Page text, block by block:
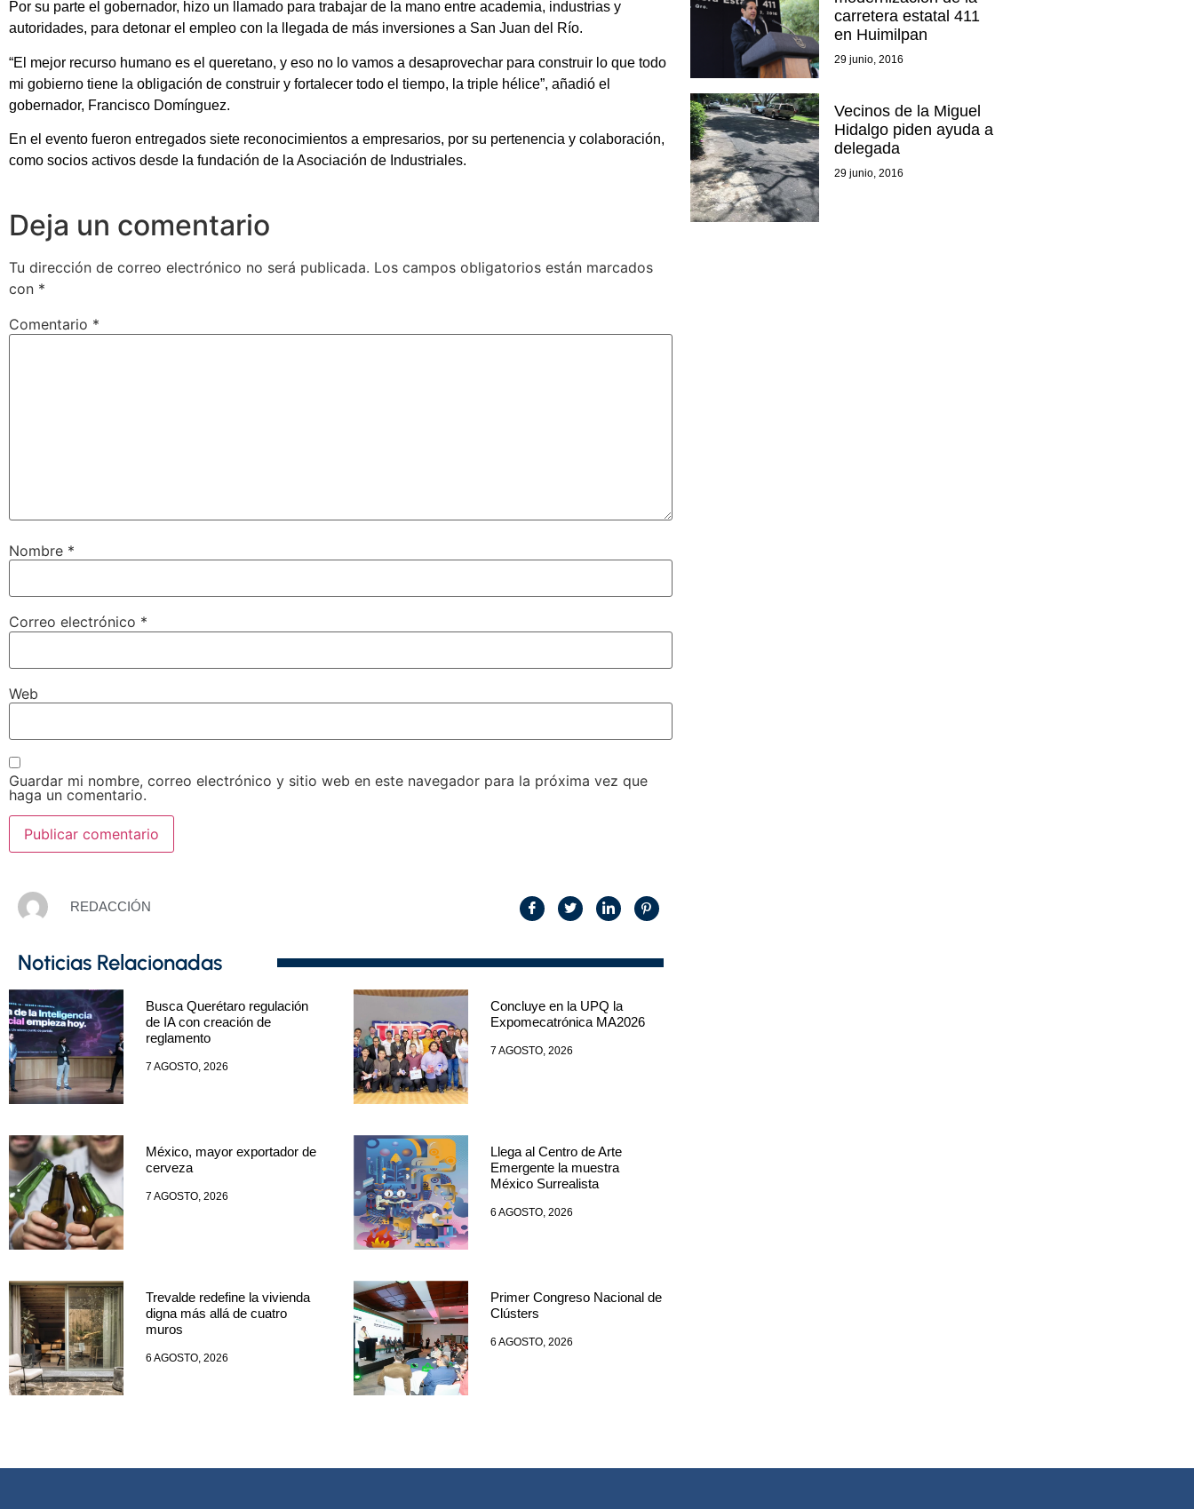
Por su parte el gobernador, hizo un llamado para trabajar de la mano entre academia, industrias y
autoridades, para detonar el empleo con la llegada de más inversiones a San Juan del Río.
“El mejor recurso humano es el queretano, y eso no lo vamos a desaprovechar para construir lo que todo
mi gobierno tiene la obligación de construir y fortalecer todo el tiempo, la triple hélice”, añadió el
gobernador, Francisco Domínguez.
En el evento fueron entregados siete reconocimientos a empresarios, por su pertenencia y colaboración,
como socios activos desde la fundación de la Asociación de Industriales.
Deja un comentario
Tu dirección de correo electrónico no será publicada. Los campos obligatorios están marcados
con *
Comentario *
Nombre *
Correo electrónico *
Web
Guardar mi nombre, correo electrónico y sitio web en este navegador para la próxima vez que
haga un comentario.
REDACCIÓN
Noticias Relacionadas
Busca Querétaro regulación
de IA con creación de
reglamento
7 AGOSTO, 2026
Concluye en la UPQ la
Expomecatrónica MA2026
7 AGOSTO, 2026
México, mayor exportador de
cerveza
7 AGOSTO, 2026
Llega al Centro de Arte
Emergente la muestra
México Surrealista
6 AGOSTO, 2026
Trevalde redefine la vivienda
digna más allá de cuatro
muros
6 AGOSTO, 2026
Primer Congreso Nacional de
Clústers
6 AGOSTO, 2026
carretera estatal 411
en Huimilpan
29 junio, 2016
Vecinos de la Miguel
Hidalgo piden ayuda a
delegada
29 junio, 2016